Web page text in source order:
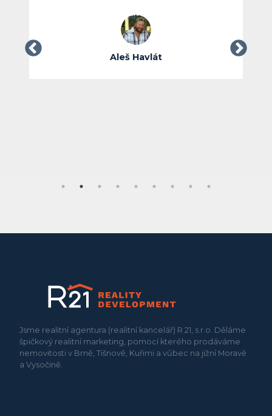
Aleš Havlát
Jsme realitní agentura (realitní kancelář) R 21, s.r.o. Děláme
špičkový realitní marketing, pomocí kterého prodáváme
nemovitosti v Brně, Tišnově, Kuřimi a vůbec na jižní Moravě
a Vysočině.